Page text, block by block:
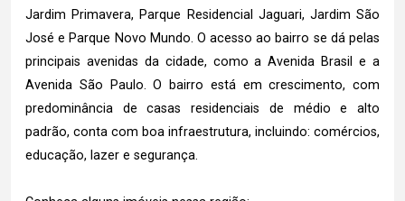
Jardim Primavera, Parque Residencial Jaguari, Jardim São
José e Parque Novo Mundo. O acesso ao bairro se dá pelas
principais avenidas da cidade, como a Avenida Brasil e a
Avenida São Paulo. O bairro está em crescimento, com
predominância de casas residenciais de médio e alto
padrão, conta com boa infraestrutura, incluindo: comércios,
educação, lazer e segurança.